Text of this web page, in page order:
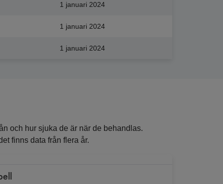
1 januari 2024
1 januari 2024
1 januari 2024
och hur sjuka de är när de behandlas.
finns data från flera år.